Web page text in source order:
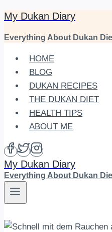
Skip
content
My Dukan Diary
Everything About Dukan
HOME
BLOG
DUKAN RECIPES
THE DUKAN DIET
HEALTH TIPS
ABOUT ME
My Dukan Diary
Everything About Dukan